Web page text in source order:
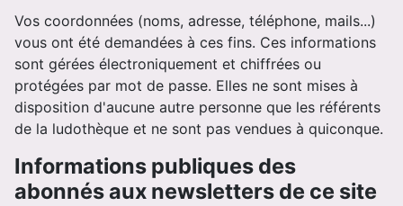
Vos coordonnées (noms, adresse, téléphone, mails...)
vous ont été demandées à ces fins. Ces informations
sont gérées électroniquement et chiffrées ou
protégées par mot de passe. Elles ne sont mises à
disposition d'aucune autre personne que les référents
de la ludothèque et ne sont pas vendues à quiconque.
Informations publiques des
abonnés aux newsletters de ce site